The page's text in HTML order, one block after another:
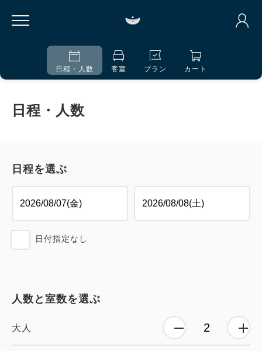
日程・人数 客室 プラン カート
日程・人数
日程を選ぶ
日付指定なし
人数と室数を選ぶ
大人